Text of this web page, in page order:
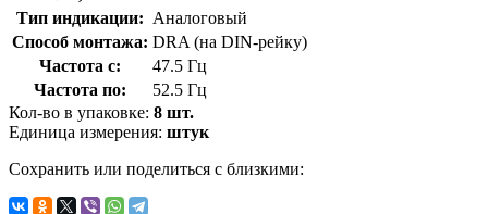
Тип индикации: Аналоговый
Способ монтажа: DRA (на DIN-рейку)
Частота с:
47.5 Гц
Частота по:
52.5 Гц
Кол-во в упаковке: 8 шт.
Единица измерения: штук
Сохранить или поделиться с близкими: